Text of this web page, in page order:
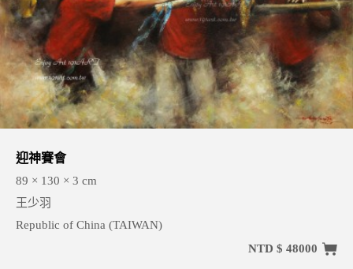
迎神賽會
89 × 130 × 3 cm
王少羽
Republic of China (TAIWAN)
NTD $ 48000